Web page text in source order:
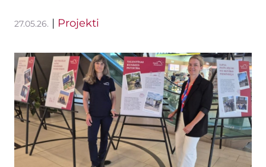
27.05.26. | Projekti